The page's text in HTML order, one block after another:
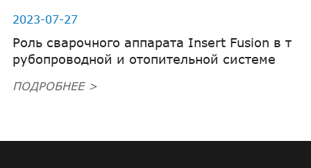
2023-07-27
Роль сварочного аппарата Insert Fusion в т
рубопроводной и отопительной системе
ПОДРОБНЕЕ >